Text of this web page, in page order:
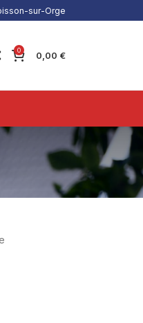
sur-Orge
0 0,00 €